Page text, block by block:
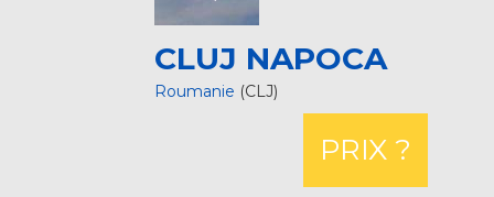
CLUJ NAPOCA
Roumanie (CLJ)
PRIX ?